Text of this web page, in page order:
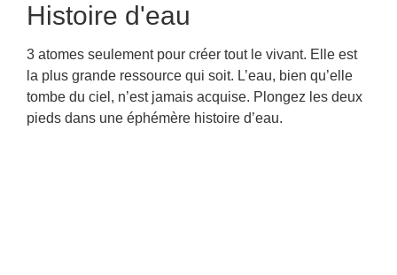
Histoire d'eau
3 atomes seulement pour créer tout le vivant. Elle est
la plus grande ressource qui soit. L’eau, bien qu’elle
tombe du ciel, n’est jamais acquise. Plongez les deux
pieds dans une éphémère histoire d’eau.